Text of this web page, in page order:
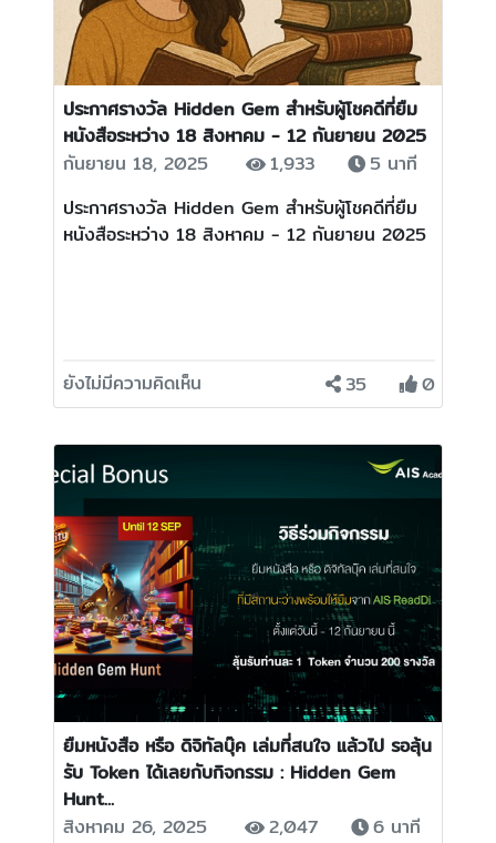
ประกาศรางวัล Hidden Gem สำหรับผู้โชคดีที่ยืม
หนังสือระหว่าง 18 สิงหาคม - 12 กันยายน 2025
กันยายน 18, 2025
1,933
5 นาที
ประกาศรางวัล Hidden Gem สำหรับผู้โชคดีที่ยืม
หนังสือระหว่าง 18 สิงหาคม - 12 กันยายน 2025
ยังไม่มีความคิดเห็น 35 0
ยืมหนังสือ หรือ ดิจิทัลบุ๊ค เล่มที่สนใจ แล้วไป รอลุ้น
รับ Token ได้เลยกับกิจกรรม : Hidden Gem
Hunt...
สิงหาคม 26, 2025
2,047
6 นาที